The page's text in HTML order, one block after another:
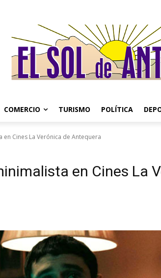
COMERCIO TURISMO POLÍTICA
Cines La Verónica de Antequera
en Cines La